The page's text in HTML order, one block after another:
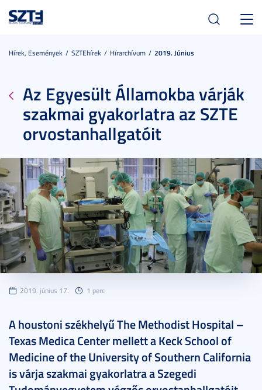
Hírek, Események SZTEhírek Hírarchívum 2019. Június
Az Egyesült Államokba várják
szakmai gyakorlatra az SZTE
orvostanhallgatóit
2019. június 17. 1 perc
A houstoni székhelyű The Methodist Hospital –
Texas Medica Center mellett a Keck School of
Medicine of the University of Southern California
is várja szakmai gyakorlatra a Szegedi